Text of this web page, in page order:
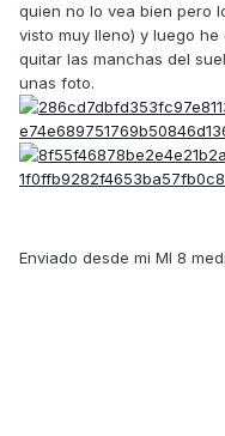
quien no lo vea bien pero
visto muy lleno) y luego
quitar las manchas del
unas foto.
Enviado desde mi MI 8